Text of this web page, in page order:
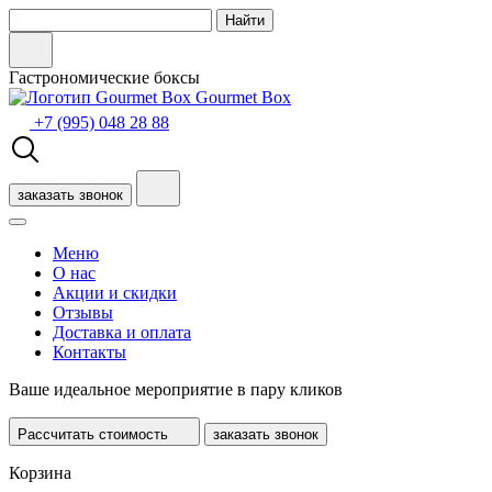
Гастрономические боксы
Gourmet Box
+7 (995) 048 28 88
заказать звонок
Меню
О нас
Акции и скидки
Отзывы
Доставка и оплата
Контакты
Ваше идеальное мероприятие в пару кликов
Рассчитать стоимость заказать звонок
Корзина